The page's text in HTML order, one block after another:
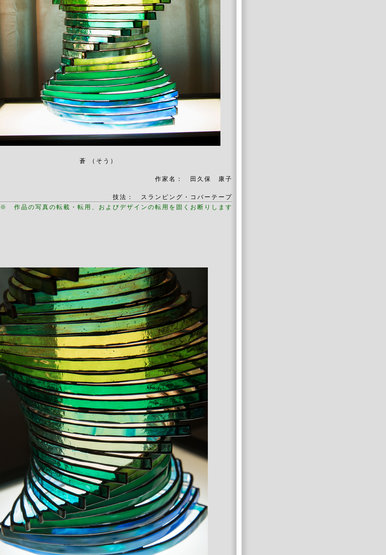
蒼 （そう）
作家名： 田久保 康子
技法： スランピング・コパーテープ
※ 作品の写真の転載・転用、およびデザインの転用を固くお断りします